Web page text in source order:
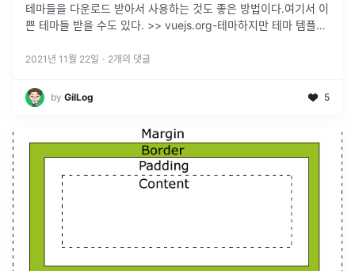
테마들을 다운로드 받아서 사용하는 것도 좋은 방법이다.여기서 이
쁜 테마들 받을 수도 있다. >> vuejs.org-테마하지만 테마 템플릿
2021년 11월 22일 · 2개의 댓글
by GilLog 5